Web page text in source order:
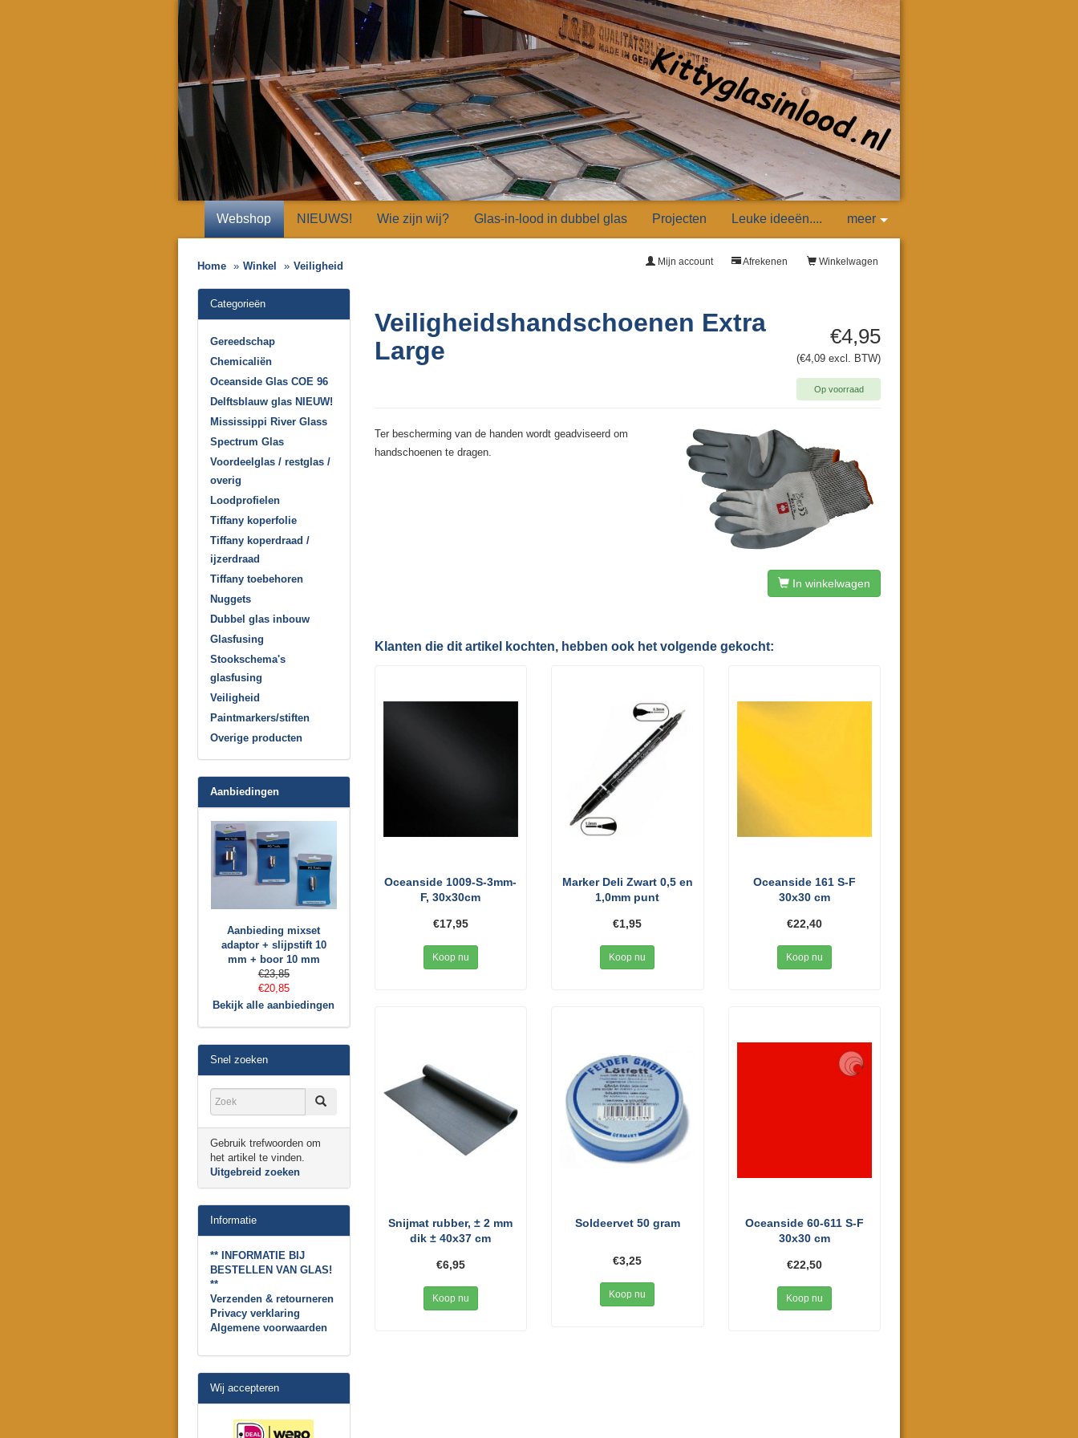
Webshop NIEUWS! Wie zijn wij? Glas-in-lood in dubbel glas Projecten Leuke ideeën.... meer
Home Winkel Veiligheid Winkelwagen
Afrekenen
Mijn account
€4,95
(€4,09 excl. BTW)
Op voorraad
Veiligheidshandschoenen Extra
Large
Ter bescherming van de handen wordt geadviseerd om
handschoenen te dragen.
In winkelwagen
Klanten die dit artikel kochten, hebben ook het volgende gekocht:
Oceanside 1009-S-3mm-
F, 30x30cm
€17,95
Koop nu
Marker Deli Zwart 0,5 en
1,0mm punt
€1,95
Koop nu
Oceanside 161 S-F
30x30 cm
€22,40
Koop nu
Snijmat rubber, ± 2 mm
dik ± 40x37 cm
€6,95
Koop nu
Soldeervet 50 gram
€3,25
Koop nu
Oceanside 60-611 S-F
30x30 cm
€22,50
Koop nu
Categorieën
Gereedschap
Chemicaliën
Oceanside Glas COE 96
Delftsblauw glas NIEUW!
Mississippi River Glass
Spectrum Glas
Voordeelglas / restglas /
overig
Loodprofielen
Tiffany koperfolie
Tiffany koperdraad /
ijzerdraad
Tiffany toebehoren
Nuggets
Dubbel glas inbouw
Glasfusing
Stookschema's
glasfusing
Veiligheid
Paintmarkers/stiften
Overige producten
Aanbiedingen
Aanbieding mixset
adaptor + slijpstift 10
mm + boor 10 mm
€23,85
€20,85
Bekijk alle aanbiedingen
Snel zoeken
Gebruik trefwoorden om
het artikel te vinden.
Uitgebreid zoeken
Informatie
** INFORMATIE BIJ
BESTELLEN VAN GLAS!
**
Verzenden & retourneren
Privacy verklaring
Algemene voorwaarden
Wij accepteren